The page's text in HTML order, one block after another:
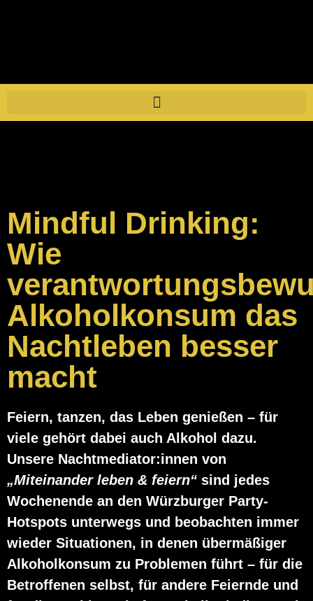
Mindful Drinking:
Wie
Alkoholkonsum das
Nachtleben besser
macht
Feiern, tanzen, das Leben genießen – für
viele gehört dabei auch Alkohol dazu.
Unsere Nachtmediator:innen von
„Miteinander leben & feiern“ sind jedes
Wochenende an den Würzburger Party-
Hotspots unterwegs und beobachten immer
wieder Situationen, in denen übermäßiger
Alkoholkonsum zu Problemen führt – für die
Betroffenen selbst, für andere Feiernde und